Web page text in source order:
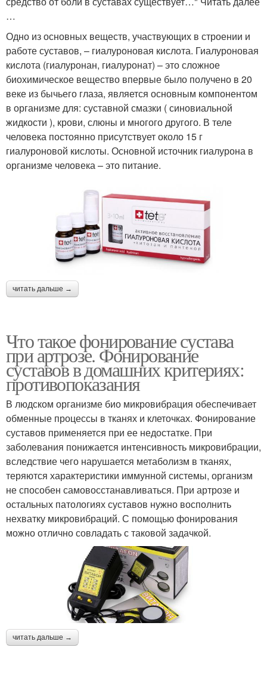
…
Одно из основных веществ, участвующих в строении и
работе суставов, – гиалуроновая кислота. Гиалуроновая
кислота (гиалуронан, гиалуронат) – это сложное
биохимическое вещество впервые было получено в 20
веке из бычьего глаза, является основным компонентом
в организме для: суставной смазки ( синовиальной
жидкости ), крови, слюны и многого другого. В теле
человека постоянно присутствует около 15 г
гиалуроновой кислоты. Основной источник гиалурона в
организме человека – это питание.
читать дальше →
Что такое фонирование сустава
при артрозе. Фонирование
суставов в домашних критериях:
противопоказания
В людском организме био микровибрация обеспечивает
обменные процессы в тканях и клеточках. Фонирование
суставов применяется при ее недостатке. При
заболевания понижается интенсивность микровибрации,
вследствие чего нарушается метаболизм в тканях,
теряются характеристики иммунной системы, организм
не способен самовосстанавливаться. При артрозе и
остальных патологиях суставов нужно восполнить
нехватку микровибраций. С помощью фонирования
можно отлично совладать с таковой задачкой.
читать дальше →